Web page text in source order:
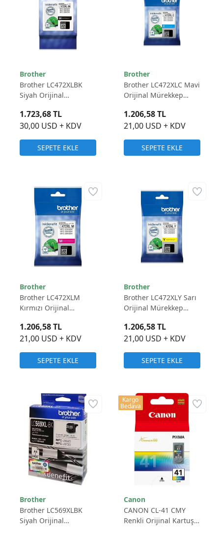
Brother
Brother LC472XLBK
Siyah Orijinal
3.000 Sayfa
30,00 USD + KDV
1.723,68 TL
SEPETE EKLE
Brother
Brother LC472XLC Mavi
Orijinal Mürekkep
21,00 USD + KDV
1.206,58 TL
SEPETE EKLE
Brother
Brother LC472XLM
Kırmızı Orijinal
1.500 Sayfa
21,00 USD + KDV
1.206,58 TL
SEPETE EKLE
Brother
Brother LC472XLY Sarı
Orijinal Mürekkep
21,00 USD + KDV
1.206,58 TL
SEPETE EKLE
Brother
Brother LC569XLBK
Siyah Orijinal
Canon
CANON CL-41 CMY
Renkli Orijinal Kartuş
Kargo
Bedava